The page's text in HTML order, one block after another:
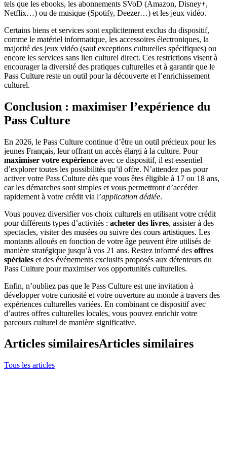
tels que les ebooks, les abonnements SVoD (Amazon, Disney+,
Netflix…) ou de musique (Spotify, Deezer…) et les jeux vidéo.
Certains biens et services sont explicitement exclus du dispositif,
comme le matériel informatique, les accessoires électroniques, la
majorité des jeux vidéo (sauf exceptions culturelles spécifiques) ou
encore les services sans lien culturel direct. Ces restrictions visent à
encourager la diversité des pratiques culturelles et à garantir que le
Pass Culture reste un outil pour la découverte et l’enrichissement
culturel.
Conclusion : maximiser l’expérience du
Pass Culture
En 2026, le Pass Culture continue d’être un outil précieux pour les
jeunes Français, leur offrant un accès élargi à la culture. Pour
maximiser votre expérience avec ce dispositif, il est essentiel
d’explorer toutes les possibilités qu’il offre. N’attendez pas pour
activer votre Pass Culture dès que vous êtes éligible à 17 ou 18 ans,
car les démarches sont simples et vous permettront d’accéder
rapidement à votre crédit via l’application dédiée.
Vous pouvez diversifier vos choix culturels en utilisant votre crédit
pour différents types d’activités : acheter des livres, assister à des
spectacles, visiter des musées ou suivre des cours artistiques. Les
montants alloués en fonction de votre âge peuvent être utilisés de
manière stratégique jusqu’à vos 21 ans. Restez informé des offres
spéciales et des événements exclusifs proposés aux détenteurs du
Pass Culture pour maximiser vos opportunités culturelles.
Enfin, n’oubliez pas que le Pass Culture est une invitation à
développer votre curiosité et votre ouverture au monde à travers des
expériences culturelles variées. En combinant ce dispositif avec
d’autres offres culturelles locales, vous pouvez enrichir votre
parcours culturel de manière significative.
Articles similairesArticles similaires
Tous les articles